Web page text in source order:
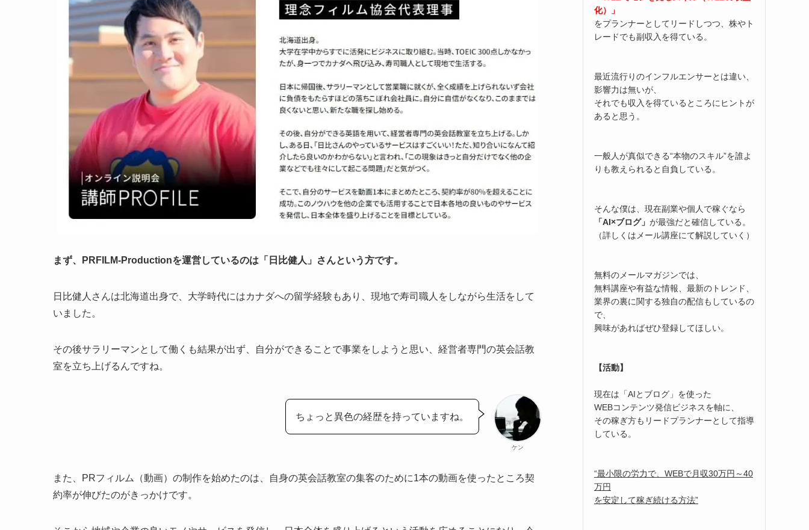
まず、PRFILM-Productionを運営しているのは「日比健人」さんという方です。
日比健人さんは北海道出身で、大学時代にはカナダへの留学経験もあり、現地で寿司職人をしながら生活をして
いました。
その後サラリーマンとして働くも結果が出ず、自分ができることで事業をしようと思い、経営者専門の英会話教
室を立ち上げるんですね。
ケン
ちょっと異色の経歴を持っていますね。
また、PRフィルム（動画）の制作を始めたのは、自身の英会話教室の集客のために1本の動画を使ったところ契
約率が伸びたのがきっかけです。
化）」
をプランナーとしてリードしつつ、株やト
レードでも副収入を得ている。
最近流行りのインフルエンサーとは違い、
影響力は無いが、
それでも収入を得ているところにヒントが
あると思う。
一般人が真似できる“本物のスキル”を誰よ
りも教えられると自負している。
そんな僕は、現在副業や個人で稼ぐなら
「AI×ブログ」 が最強だと確信している。
（詳しくはメール講座にて解説していく）
無料のメールマガジンでは、
無料講座や有益な情報、最新のトレンド、
業界の裏に関する独自の配信もしているの
で、
興味があればぜひ登録してほしい。
【活動】
現在は「AIとブログ」を使った
WEBコンテンツ発信ビジネスを軸に、
その稼ぎ方もリードプランナーとして指導
している。
“最小限の労力で、WEBで月収30万円～40
万円
を安定して稼ぎ続ける方法”